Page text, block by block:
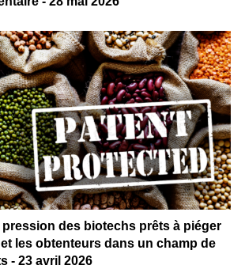
pression des biotechs prêts à piéger
les obtenteurs dans un champ de
- 23 avril 2026